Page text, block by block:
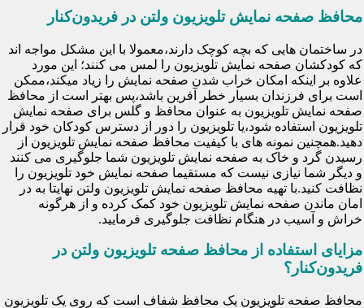
محافظ صفحه نمایش تلویزیون ولتن در فریدون‌کنار
در ساختمان هایی که بچه کوچک دارند،معمولا با این مشکل مواجه اند
که کودکشان صفحه نمایش تلویزیون را لمس می کنند؛ این مورد
علاوه بر اینکه امکان خراب شدن صفحه نمایش را زیاد میکند،ممکن
است برای فرزندان بسیار خطر آفرین باشد،پس بهتر است از محافظ
صفحه نمایش تلویزیون به عنوان محافظ و گلس برای صفحه نمایش
تلویزیون استفاده شود،یا تلویزیون را دور از دسترس کودکان خود قرار
دهید.همچنین نمونه های با کیفیت محافظ صفحه نمایش تلویزیون از
رسیدن گرد و خاک به صفحه نمایش تلویزیون شما جلوگیری می کنند
و دیگر شما نیازی نیست که مستقیما صفحه نمایش خود تلویزیون را
نظافت کنید.با تهیه محافظ صفحه نمایش تلویزیون ولتن نهایتا به در
امان ماندن صفحه نمایش تلویزیون خود کمک کرده و از هرگونه
خراش و آسیب در هنگام نظافت جلوگیری فرمایید.
مزایای استفاده از محافظ صفحه تلویزیون ولتن در
فریدون‌کنار؟
محافظ صفحه تلویزیون یک محافظ شفاف است که روی یک تلویزیون